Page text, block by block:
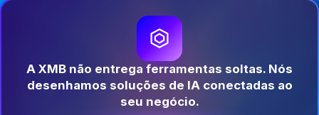
A XMB não entrega ferramentas soltas. Nós
desenhamos soluções de IA conectadas ao
seu negócio.